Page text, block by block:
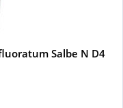
Salbe N D4